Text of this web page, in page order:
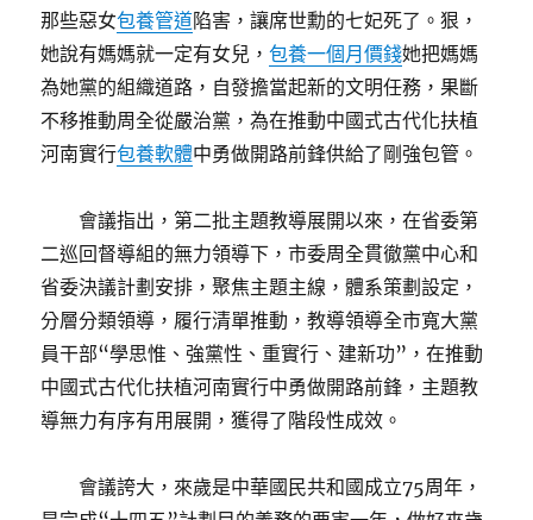
那些惡女包養管道陷害，讓席世勳的七妃死了。狠，
她說有媽媽就一定有女兒，包養一個月價錢她把媽媽
為她黨的組織道路，自發擔當起新的文明任務，果斷
不移推動周全從嚴治黨，為在推動中國式古代化扶植
河南實行包養軟體中勇做開路前鋒供給了剛強包管。
會議指出，第二批主題教導展開以來，在省委第
二巡回督導組的無力領導下，市委周全貫徹黨中心和
省委決議計劃安排，聚焦主題主線，體系策劃設定，
分層分類領導，履行清單推動，教導領導全市寬大黨
員干部“學思惟、強黨性、重實行、建新功”，在推動
中國式古代化扶植河南實行中勇做開路前鋒，主題教
導無力有序有用展開，獲得了階段性成效。
會議誇大，來歲是中華國民共和國成立75周年，